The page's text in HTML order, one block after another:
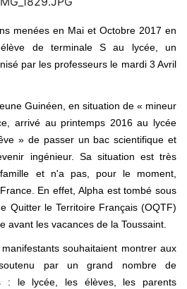
menées en Mai et Octobre 2017 en
de terminale S au lycée, un
par les professeurs le mardi 3 Avril
Guinéen, en situation de « mineur
arrivé au printemps 2016 au lycée
» de passer un bac scientifique et
ingénieur. Sa situation est très
et n'a pas, pour le moment,
En effet, Alpha est tombé sous
Quitter le Territoire Français (OQTF)
avant les vacances de la Toussaint.
souhaitaient montrer aux
par un grand nombre de
: le lycée, les élèves, les parents